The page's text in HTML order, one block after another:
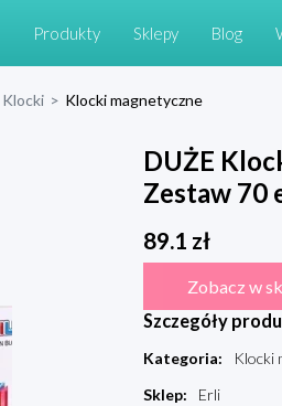
Produkty Sklepy Blog
Klocki > Klocki magnetyczne
DUŻE
Zestaw 70
89.1 zł
Zobacz w
Szczegóły
Kategoria:
Klocki
Sklep:
Erli